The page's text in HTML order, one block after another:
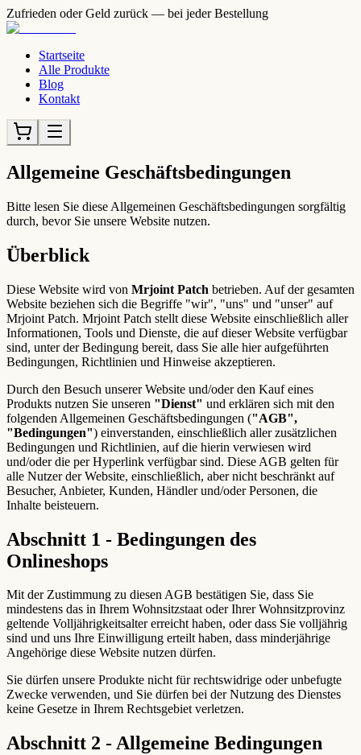
Zufrieden oder Geld zurück — bei jeder Bestellung
Startseite
Alle Produkte
Blog
Kontakt
Allgemeine Geschäftsbedingungen
Bitte lesen Sie diese Allgemeinen Geschäftsbedingungen sorgfältig
durch, bevor Sie unsere Website nutzen.
Überblick
Diese Website wird von Mrjoint Patch betrieben. Auf der gesamten
Website beziehen sich die Begriffe "wir", "uns" und "unser" auf
Mrjoint Patch. Mrjoint Patch stellt diese Website einschließlich aller
Informationen, Tools und Dienste, die auf dieser Website verfügbar
sind, unter der Bedingung bereit, dass Sie alle hier aufgeführten
Bedingungen, Richtlinien und Hinweise akzeptieren.
Durch den Besuch unserer Website und/oder den Kauf eines
Produkts nutzen Sie unseren "Dienst" und erklären sich mit den
folgenden Allgemeinen Geschäftsbedingungen ("AGB",
"Bedingungen") einverstanden, einschließlich aller zusätzlichen
Bedingungen und Richtlinien, auf die hierin verwiesen wird
und/oder die per Hyperlink verfügbar sind. Diese AGB gelten für
alle Nutzer der Website, einschließlich, aber nicht beschränkt auf
Besucher, Anbieter, Kunden, Händler und/oder Personen, die
Inhalte beisteuern.
Abschnitt 1 - Bedingungen des
Onlineshops
Mit der Zustimmung zu diesen AGB bestätigen Sie, dass Sie
mindestens das in Ihrem Wohnsitzstaat oder Ihrer Wohnsitzprovinz
geltende Volljährigkeitsalter erreicht haben, oder dass Sie volljährig
sind und uns Ihre Einwilligung erteilt haben, dass minderjährige
Angehörige diese Website nutzen dürfen.
Sie dürfen unsere Produkte nicht für rechtswidrige oder unbefugte
Zwecke verwenden, und Sie dürfen bei der Nutzung des Dienstes
keine Gesetze in Ihrem Rechtsgebiet verletzen.
Abschnitt 2 - Allgemeine Bedingungen